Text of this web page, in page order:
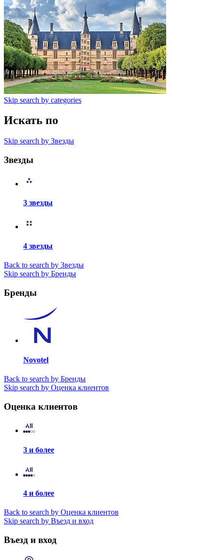
Skip search by categories
Искать по
Skip search by Звезды
Звезды
3 звезды
4 звезды
Back to search by Звезды
Skip search by Бренды
Бренды
Novotel
Back to search by Бренды
Skip search by Оценка клиентов
Оценка клиентов
3 и более
4 и более
Back to search by Оценка клиентов
Skip search by Въезд и вход
Въезд и вход